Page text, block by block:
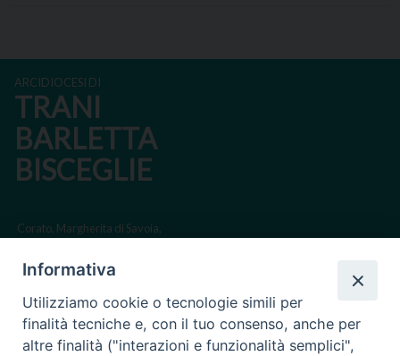
ARCIDIOCESI DI
TRANI
BARLETTA
BISCEGLIE
Corato, Margherita di Savoia,
Regione ecclesiastica Puglia
Informativa
Utilizziamo cookie o tecnologie simili per
finalità tecniche e, con il tuo consenso, anche per
altre finalità ("interazioni e funzionalità semplici",